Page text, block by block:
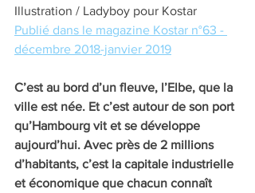
Illustration / Ladyboy pour Kostar
Publié dans le magazine Kostar n°63 -
décembre 2018-janvier 2019
C’est au bord d’un fleuve, l’Elbe, que la
ville est née. Et c’est autour de son port
qu’Hambourg vit et se développe
aujourd’hui. Avec près de 2 millions
d’habitants, c’est la capitale industrielle
et économique que chacun connaît